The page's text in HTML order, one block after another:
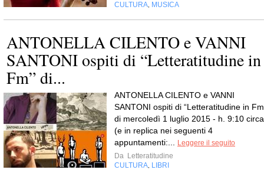
CULTURA MUSICA
ANTONELLA CILENTO e VANNI
SANTONI ospiti di “Letteratitudine in
Fm” di...
ANTONELLA CILENTO e VANNI
SANTONI ospiti di “Letteratitudine in
di mercoledì 1 luglio 2015 - h. 9:10 circa
(e in replica nei seguenti 4
appuntamenti:...
Leggere il seguito
Da Letteratitudine
CULTURA LIBRI